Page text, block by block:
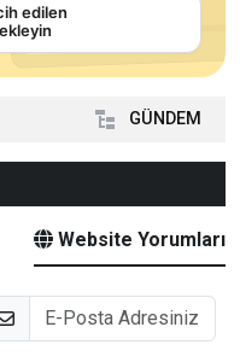
edilen
GÜNDEM
Website Yorumları
Posta